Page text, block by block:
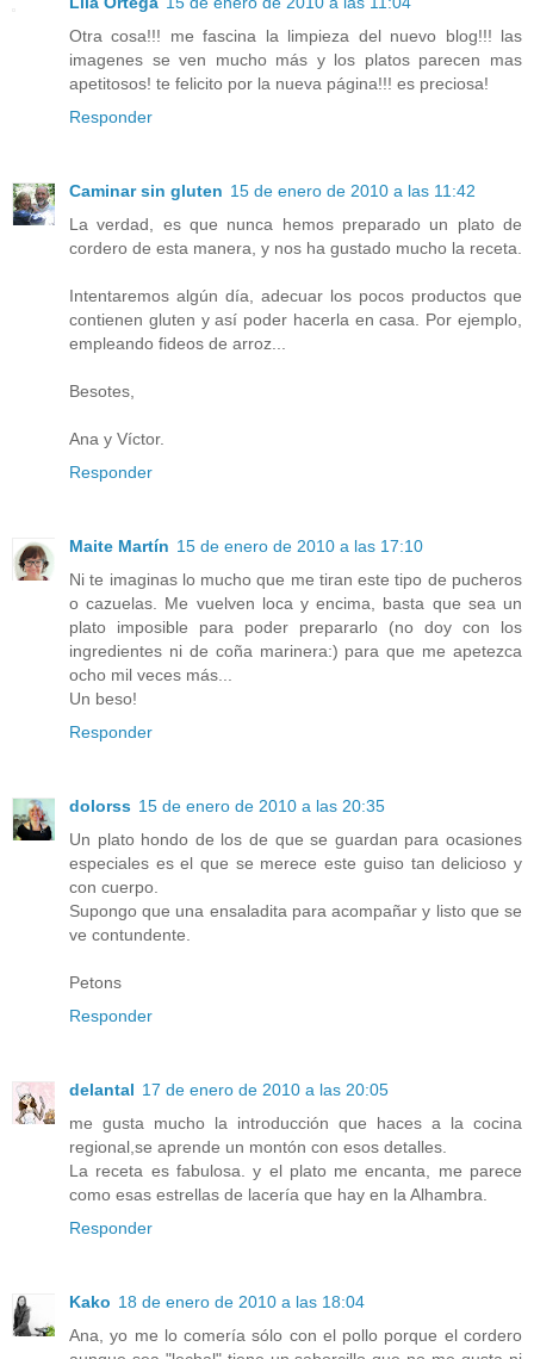
Otra cosa!!! me fascina la limpieza del nuevo blog!!! las
imagenes se ven mucho más y los platos parecen mas
apetitosos! te felicito por la nueva página!!! es preciosa!
Responder
Caminar sin gluten 15 de enero de 2010 a las 11:42
La verdad, es que nunca hemos preparado un plato de
cordero de esta manera, y nos ha gustado mucho la receta.
Intentaremos algún día, adecuar los pocos productos que
contienen gluten y así poder hacerla en casa. Por ejemplo,
empleando fideos de arroz...
Besotes,
Ana y Víctor.
Responder
Maite Martín 15 de enero de 2010 a las 17:10
Ni te imaginas lo mucho que me tiran este tipo de pucheros
o cazuelas. Me vuelven loca y encima, basta que sea un
plato imposible para poder prepararlo (no doy con los
ingredientes ni de coña marinera:) para que me apetezca
ocho mil veces más...
Un beso!
Responder
dolorss 15 de enero de 2010 a las 20:35
Un plato hondo de los de que se guardan para ocasiones
especiales es el que se merece este guiso tan delicioso y
con cuerpo.
Supongo que una ensaladita para acompañar y listo que se
ve contundente.
Petons
Responder
delantal 17 de enero de 2010 a las 20:05
me gusta mucho la introducción que haces a la cocina
regional,se aprende un montón con esos detalles.
La receta es fabulosa. y el plato me encanta, me parece
como esas estrellas de lacería que hay en la Alhambra.
Responder
Kako 18 de enero de 2010 a las 18:04
Ana, yo me lo comería sólo con el pollo porque el cordero